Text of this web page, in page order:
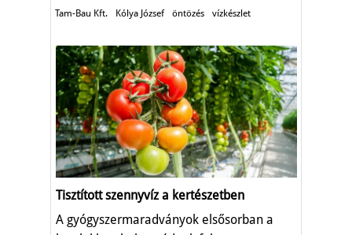
Tam-Bau Kft. Kólya József öntözés vízkészlet
Tisztított szennyvíz a kertészetben
A gyógyszermaradványok elsősorban a